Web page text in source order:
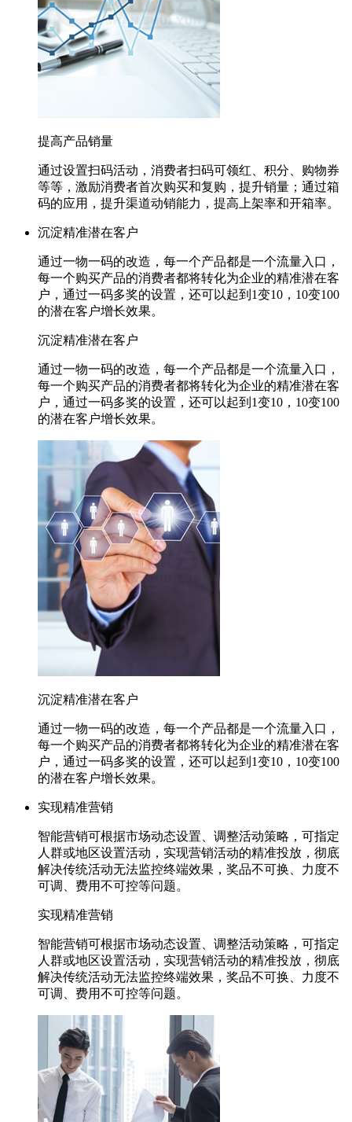
提高产品销量
通过设置扫码活动，消费者扫码可领红 、积分、购物券
等等，激励消费者首次购买和复购，提升销量；通过箱
码的应用，提升渠道动销能力，提高上架率和开箱率。
沉淀精准潜在客户
通过一物一码的改造，每一个产品都是一个流量入口，
每一个购买产品的消费者都将转化为企业的精准潜在客
户，通过一码多奖的设置，还可以起到1变10，10变100
的潜在客户增长效果。
沉淀精准潜在客户
通过一物一码的改造，每一个产品都是一个流量入口，
每一个购买产品的消费者都将转化为企业的精准潜在客
户，通过一码多奖的设置，还可以起到1变10，10变100
的潜在客户增长效果。
沉淀精准潜在客户
通过一物一码的改造，每一个产品都是一个流量入口，
每一个购买产品的消费者都将转化为企业的精准潜在客
户，通过一码多奖的设置，还可以起到1变10，10变100
的潜在客户增长效果。
实现精准营销
智能营销可根据市场动态设置、调整活动策略，可指定
人群或地区设置活动，实现营销活动的精准投放，彻底
解决传统活动无法监控终端效果，奖品不可换、力度不
可调、费用不可控等问题。
实现精准营销
智能营销可根据市场动态设置、调整活动策略，可指定
人群或地区设置活动，实现营销活动的精准投放，彻底
解决传统活动无法监控终端效果，奖品不可换、力度不
可调、费用不可控等问题。